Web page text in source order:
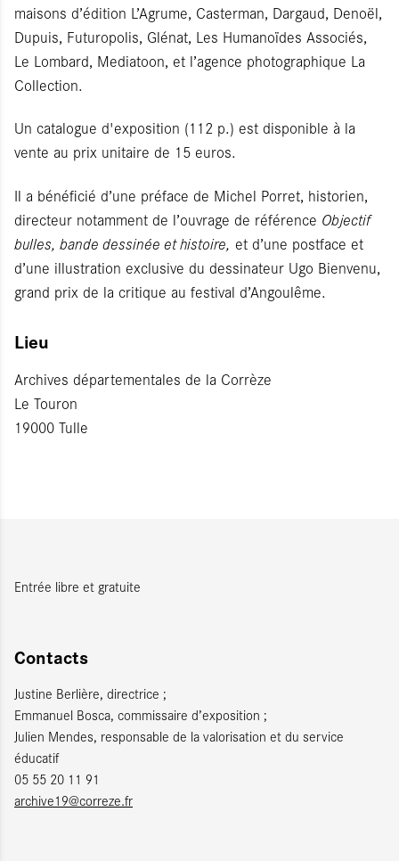
maisons d’édition L’Agrume, Casterman, Dargaud, Denoël,
Dupuis, Futuropolis, Glénat, Les Humanoïdes Associés,
Le Lombard, Mediatoon, et l’agence photographique La
Collection.
Un catalogue d'exposition (112 p.) est disponible à la
vente au prix unitaire de 15 euros.
Il a bénéficié d’une préface de Michel Porret, historien,
directeur notamment de l’ouvrage de référence Objectif
bulles, bande dessinée et histoire, et d’une postface et
d’une illustration exclusive du dessinateur Ugo Bienvenu,
grand prix de la critique au festival d’Angoulême.
Lieu
Archives départementales de la Corrèze
Le Touron
19000 Tulle
Entrée libre et gratuite
Contacts
Justine Berlière, directrice ;
Emmanuel Bosca, commissaire d’exposition ;
Julien Mendes, responsable de la valorisation et du service
éducatif
05 55 20 11 91
archive19@correze.fr